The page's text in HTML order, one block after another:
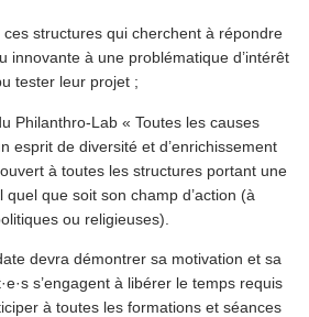
structures qui cherchent à répondre
innovante à une problématique d’intérêt
tester leur projet ;
Philanthro-Lab « Toutes les causes
esprit de diversité et d’enrichissement
à toutes les structures portant une
quel que soit son champ d’action (à
ou religieuses).
devra démontrer sa motivation et sa
s’engagent à libérer le temps requis
à toutes les formations et séances